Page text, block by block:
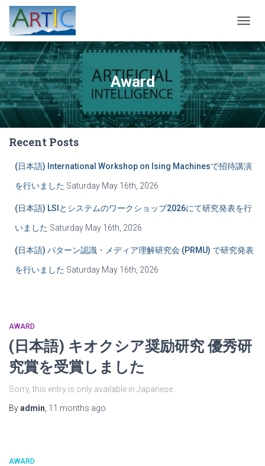
Award
Recent Posts
(日本語) International Workshop on Ising Machinesで招待講演
を行いました Saturday May 16th, 2026
(日本語) LSIとシステムのワークショップ2026にて研究発表を行
いました Saturday May 16th, 2026
(日本語) パターン認識・メディア理解研究会 (PRMU) で研究発表
を行いました Saturday May 16th, 2026
AWARD
(日本語) キオクシア奨励研究 優秀研
究賞を受賞しました
Sorry, this entry is only available in Japanese.
Byadmin 11 months ago
AWARD